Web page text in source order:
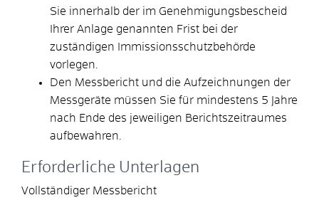
Sie innerhalb der im Genehmigungsbescheid
Ihrer Anlage genannten Frist bei der
zuständigen Immissionsschutzbehörde
vorlegen.
Den Messbericht und die Aufzeichnungen der
Messgeräte müssen Sie für mindestens 5 Jahre
nach Ende des jeweiligen Berichtszeitraumes
aufbewahren.
Erforderliche Unterlagen
Vollständiger Messbericht